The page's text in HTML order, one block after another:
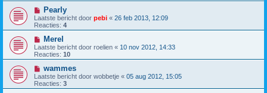
Pearly
Laatste bericht door pebi « 26 feb 2013, 12:09
Reacties: 4
Merel
Laatste bericht door roelien « 10 nov 2012, 14:33
Reacties: 10
wammes
Laatste bericht door wobbetje « 05 aug 2012, 15:05
Reacties: 3